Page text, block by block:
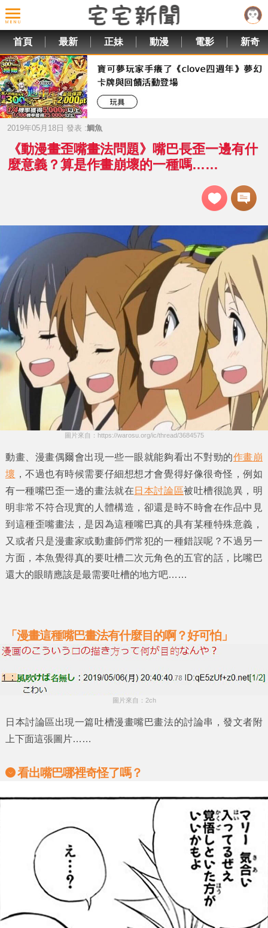
首頁 最新 正妹 動漫 電影 新奇
2019年05月18日 發表 :鯛魚
《動漫畫歪嘴畫法問題》嘴巴長歪一邊有什
麼意義？算是作畫崩壞的一種嗎……
圖片來自：https://warosu.org/ic/thread/3684575
動畫、漫畫偶爾會出現一些一眼就能夠看出不對勁的作畫崩
壞 ，不過也有時候需要仔細想想才會覺得好像很奇怪，例如
有一種嘴巴歪一邊的畫法就在 日本討論區被吐槽很詭異，明
明非常不符合現實的人體構造，卻還是時不時會在作品中見
到這種歪嘴畫法，是因為這種嘴巴真的具有某種特殊意義，
又或者只是漫畫家或動畫師們常犯的一種錯誤呢？不過另一
方面，本魚覺得真的要吐槽二次元角色的五官的話， 比嘴巴
還大的眼睛應該是最需要吐槽的地方吧……
「漫畫這種嘴巴畫法有什麼目的啊？好可怕」
圖片來自：2ch
日本討論區出現一篇吐槽漫畫嘴巴畫法的討論串，發文者附
上下面這張圖片……
看出嘴巴哪裡奇怪了嗎？